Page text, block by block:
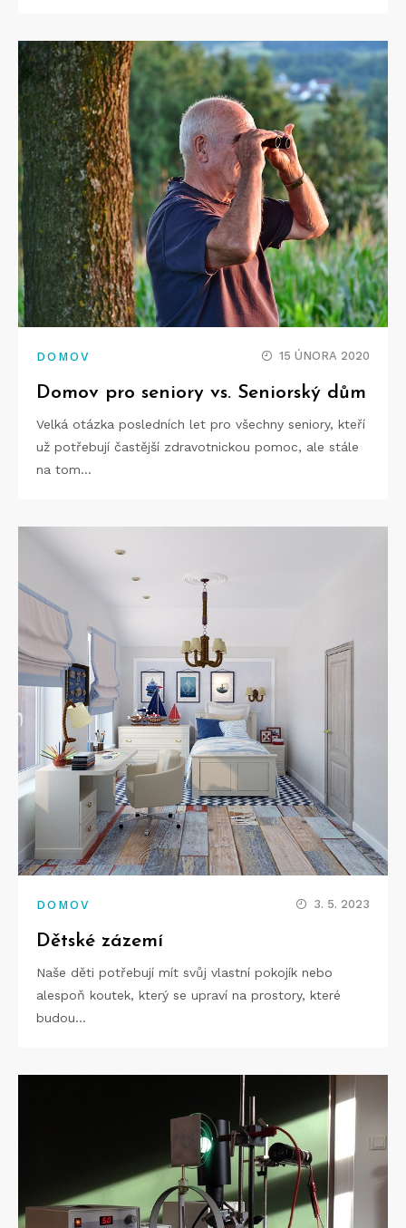
DOMOV 15 ÚNORA 2020
Domov pro seniory vs. Seniorský dům
Velká otázka posledních let pro všechny seniory, kteří
už potřebují častější zdravotnickou pomoc, ale stále
na tom…
DOMOV 3. 5. 2023
Dětské zázemí
Naše děti potřebují mít svůj vlastní pokojík nebo
alespoň koutek, který se upraví na prostory, které
budou…